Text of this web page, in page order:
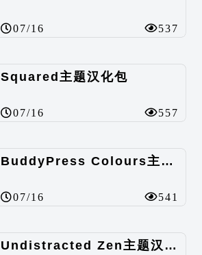
07/16 537
Squared主题汉化包
07/16 557
BuddyPress Colours主题汉化包
07/16 541
Undistracted Zen主题汉化包